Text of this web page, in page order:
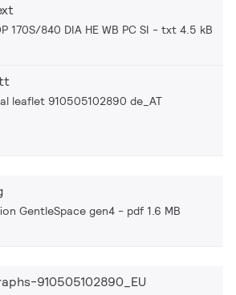
170S/840 DIA HE WB PC SI txt 4.5 kB
leaflet 910505102890 de_AT
GentleSpace gen4 pdf 1.6 MB
910505102890_EU